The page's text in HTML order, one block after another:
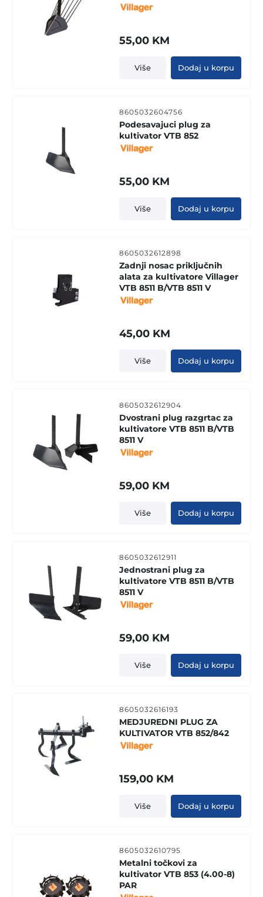
55,00 KM
Više Dodaj u korpu
8605032604756
Podesavajuci plug za
kultivator VTB 852
55,00 KM
Više Dodaj u korpu
8605032612898
Zadnji nosac priključnih
alata za kultivatore Villager
VTB 8511 B/VTB 8511 V
45,00 KM
Više Dodaj u korpu
8605032612904
Dvostrani plug razgrtac za
kultivatore VTB 8511 B/VTB
8511 V
59,00 KM
Više Dodaj u korpu
8605032612911
Jednostrani plug za
kultivatore VTB 8511 B/VTB
8511 V
59,00 KM
Više Dodaj u korpu
8605032616193
MEDJUREDNI PLUG ZA
KULTIVATOR VTB 852/842
159,00 KM
Više Dodaj u korpu
8605032610795
Metalni točkovi za
kultivator VTB 853 (4.00-8)
PAR